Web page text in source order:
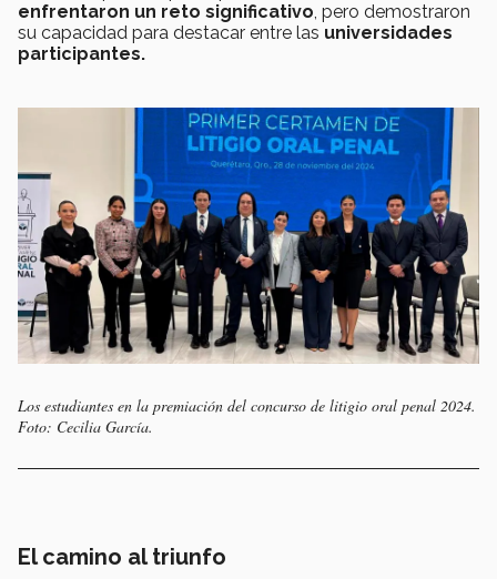
enfrentaron un reto significativo , pero demostraron
su capacidad para destacar entre las universidades
participantes.
Los estudiantes en la premiación del concurso de litigio oral penal 2024.
Foto: Cecilia García.
El camino al triunfo